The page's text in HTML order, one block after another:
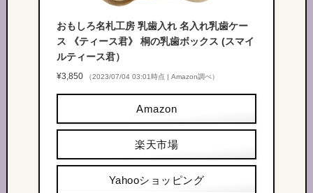
おもしろ名札工房 乳歯入れ 名入れ乳歯ケー
ス 《ティース君》 桐の乳歯ボックス (スマイ
ルティース君）
¥3,850 （2023/07/04 03:01時点 | Amazon調べ）
Amazon
楽天市場
Yahooショッピング